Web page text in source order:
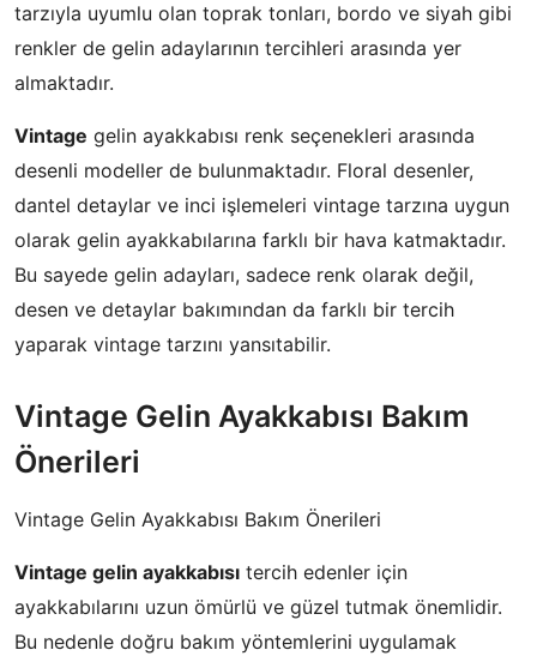
tarzıyla uyumlu olan toprak tonları, bordo ve siyah gibi
renkler de gelin adaylarının tercihleri arasında yer
almaktadır.
Vintage gelin ayakkabısı renk seçenekleri arasında
desenli modeller de bulunmaktadır. Floral desenler,
dantel detaylar ve inci işlemeleri vintage tarzına uygun
olarak gelin ayakkabılarına farklı bir hava katmaktadır.
Bu sayede gelin adayları, sadece renk olarak değil,
desen ve detaylar bakımından da farklı bir tercih
yaparak vintage tarzını yansıtabilir.
Vintage Gelin Ayakkabısı Bakım
Önerileri
Vintage Gelin Ayakkabısı Bakım Önerileri
Vintage gelin ayakkabısı tercih edenler için
ayakkabılarını uzun ömürlü ve güzel tutmak önemlidir.
Bu nedenle doğru bakım yöntemlerini uygulamak